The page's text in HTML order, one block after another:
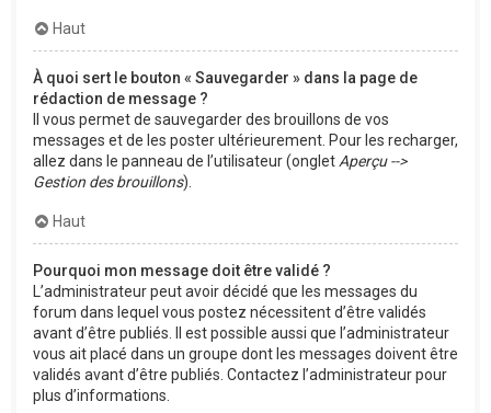
Haut
À quoi sert le bouton « Sauvegarder » dans la page de
rédaction de message ?
Il vous permet de sauvegarder des brouillons de vos
messages et de les poster ultérieurement. Pour les recharger,
allez dans le panneau de l’utilisateur (onglet Aperçu -->
Gestion des brouillons).
Haut
Pourquoi mon message doit être validé ?
L’administrateur peut avoir décidé que les messages du
forum dans lequel vous postez nécessitent d’être validés
avant d’être publiés. Il est possible aussi que l’administrateur
vous ait placé dans un groupe dont les messages doivent être
validés avant d’être publiés. Contactez l’administrateur pour
plus d’informations.